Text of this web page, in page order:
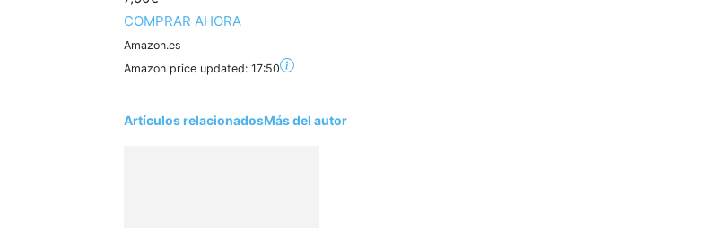
COMPRAR AHORA
Amazon.es
Amazon price updated: 17:50
Artículos relacionadosMás del autor